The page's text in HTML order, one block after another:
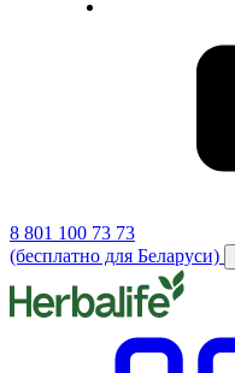
8 801 100 73 73
(бесплатно для Беларуси)